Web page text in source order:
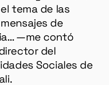
tema de las
de
—me contó
del
Sociales de